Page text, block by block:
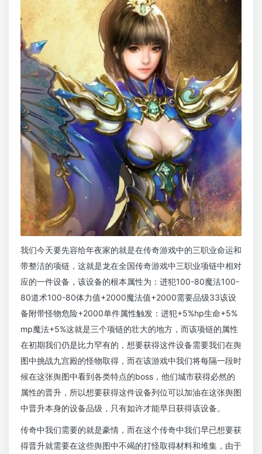
我们今天要先容给年夜家的就是在传奇游戏中的三职业命运和
带整洁的项链，这就是龙在全国传奇游戏中三职业项链中相对
应的一件设备，该设备的根本属性为：进犯100-80魔法100-
80道术100-80体力值+2000魔法值+2000需要品级33该设
备附带怪物危险+2000单件属性触发：进犯+5%hp生命+5%
mp魔法+5%这就是三个项链的壮大的地方，而该项链的属性
在初期我们仍是比力罕有的，想要获得这件设备需要我们在舆
图中挑战九宫殿的怪物取得，而在该游戏中我们将每隔一段时
候在这张舆图中看到各类特点的boss，他们城市获得必然的
属性的晋升，所以想要获得这件设备列位可以加油在这张舆图
中晋升本身的设备品级，只有如许才能早日获得该设备。
传奇中我们需要的就是豪情，而在这个传奇中我们早已想要获
得晋升就需要在这些舆图中不竭的打怪取得材料和堆集，由于